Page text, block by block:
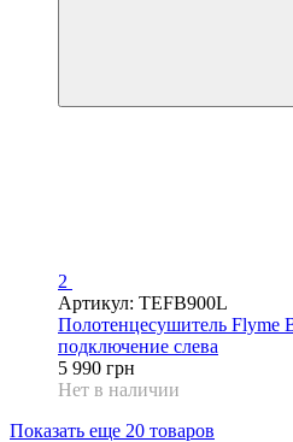
2
Артикул: TEFB900L
Полотенцесушитель Flyme
подключение слева
5 990 грн
Нет в наличии
Показать еще 20 товаров